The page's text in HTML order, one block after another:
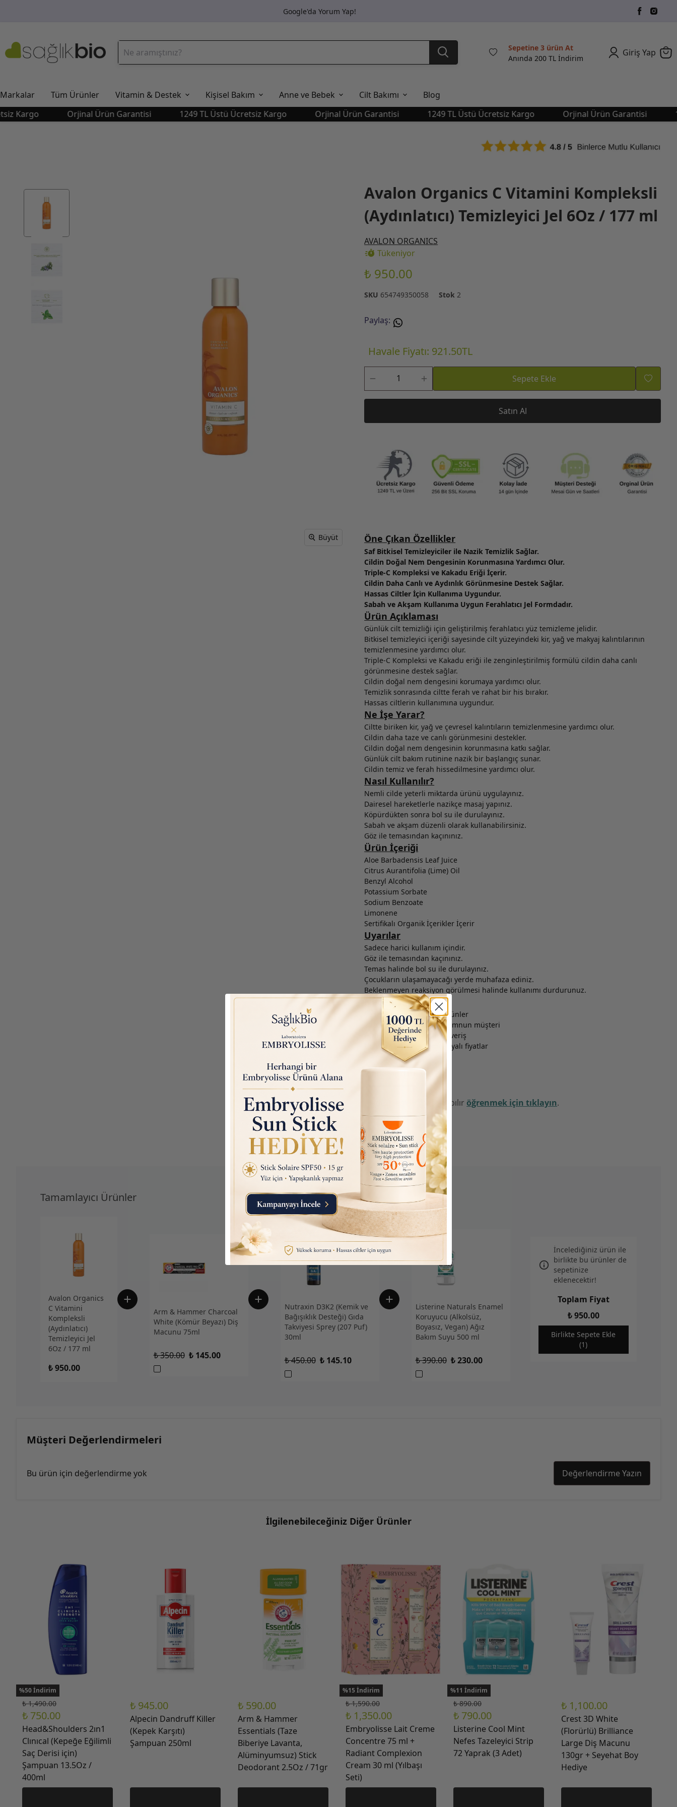
Google'da Yorum Yap!
Sepetine 3 ürün At
Anında 200 TL İndirim
Giriş Yap
Markalar Tüm Ürünler Vitamin & Destek Kişisel Bakım Anne ve Bebek Cilt Bakımı
Blog
Orjinal Ürün Garantisi 1249 TL Üstü Ücretsiz Kargo Orjinal Ürün Garantisi 1249 TL Üstü Ücretsiz Kargo Orjinal Ürün Garantisi
Büyüt
Avalon Organics C Vitamini Kompleksli
(Aydınlatıcı) Temizleyici Jel 6Oz / 177 ml
AVALON ORGANICS
Tükeniyor
₺ 950.00
SKU 654749350058 Stok 2
Paylaş:
Havale Fiyatı: 921.50TL
Sepete Ekle
Satın Al
Öne Çıkan Özellikler
Saf Bitkisel Temizleyiciler ile Nazik Temizlik Sağlar.
Cildin Doğal Nem Dengesinin Korunmasına Yardımcı Olur.
Triple-C Kompleksi ve Kakadu Eriği İçerir.
Cildin Daha Canlı ve Aydınlık Görünmesine Destek Sağlar.
Hassas Ciltler İçin Kullanıma Uygundur.
Sabah ve Akşam Kullanıma Uygun Ferahlatıcı Jel Formdadır.
Ürün Açıklaması
Günlük cilt temizliği için geliştirilmiş ferahlatıcı yüz temizleme jelidir.
Bitkisel temizleyici içeriği sayesinde cilt yüzeyindeki kir, yağ ve makyaj kalıntılarının
temizlenmesine yardımcı olur.
Triple-C Kompleksi ve Kakadu eriği ile zenginleştirilmiş formülü cildin daha canlı
görünmesine destek sağlar.
Cildin doğal nem dengesini korumaya yardımcı olur.
Temizlik sonrasında ciltte ferah ve rahat bir his bırakır.
Hassas ciltlerin kullanımına uygundur.
Ne İşe Yarar?
Ciltte biriken kir, yağ ve çevresel kalıntıların temizlenmesine yardımcı olur.
Cildin daha taze ve canlı görünmesini destekler.
Cildin doğal nem dengesinin korunmasına katkı sağlar.
Günlük cilt bakım rutinine nazik bir başlangıç sunar.
Cildin temiz ve ferah hissedilmesine yardımcı olur.
Nasıl Kullanılır?
Nemli cilde yeterli miktarda ürünü uygulayınız.
Dairesel hareketlerle nazikçe masaj yapınız.
Köpürdükten sonra bol su ile durulayınız.
Sabah ve akşam düzenli olarak kullanabilirsiniz.
Göz ile temasından kaçınınız.
Ürün İçeriği
Aloe Barbadensis Leaf Juice
Citrus Aurantifolia (Lime) Oil
Benzyl Alcohol
Potassium Sorbate
Sodium Benzoate
Limonene
Sertifikalı Organik İçerikler İçerir
Uyarılar
Sadece harici kullanım içindir.
Göz ile temasından kaçınınız.
Temas halinde bol su ile durulayınız.
Çocukların ulaşamayacağı yerde muhafaza ediniz.
Beklenmeyen reaksiyon görülmesi halinde kullanımı durdurunuz.
Neden Sağlıkbio?
Sadece orijinal ve ithal ürünler
2020’den beri binlerce memnun müşteri
Hızlı kargo ve güvenli alışveriş
Ücretsiz kargo ve kampanyalı fiyatlar
İade Şartları
İade işlemleri nasıl yapılır öğrenmek için tıklayın.
Tamamlayıcı Ürünler
Avalon Organics
C Vitamini
Kompleksli
(Aydınlatıcı)
Temizleyici Jel
6Oz / 177 ml
₺ 950.00
Arm & Hammer Charcoal
White (Kömür Beyazı) Diş
Macunu 75ml
₺ 350.00 ₺ 145.00
Nutraxin D3K2 (Kemik ve
Bağışıklık Desteği) Gıda
Takviyesi Sprey (207 Puf)
30ml
₺ 450.00 ₺ 145.10
Listerine Naturals Enamel
Koruyucu (Alkolsüz,
Boyasız, Vegan) Ağız
Bakım Suyu 500 ml
₺ 390.00 ₺ 230.00
İncelediğiniz ürün ile
birlikte bu ürünler de
sepetinize
eklenecektir!
Toplam Fiyat
₺ 950.00
Birlikte Sepete Ekle
(1)
Müşteri Değerlendirmeleri
Bu ürün için değerlendirme yok Değerlendirme Yazın
İlgilenebileceğiniz Diğer Ürünler
%50 İndirim
₺ 1,490.00
₺ 750.00
Head&Shoulders 2ın1
Clınıcal (Kepeğe Eğilimli
Saç Derisi için)
Şampuan 13.5Oz /
400ml
₺ 945.00
Alpecin Dandruff Killer
(Kepek Karşıtı)
Şampuan 250ml
₺ 590.00
Arm & Hammer
Essentials (Taze
Biberiye Lavanta,
Alüminyumsuz) Stick
Deodorant 2.5Oz / 71gr
%15 İndirim
₺ 1,590.00
₺ 1,350.00
Embryolisse Lait Creme
Concentre 75 ml +
Radiant Complexion
Cream 30 ml (Yılbaşı
Seti)
%11 İndirim
₺ 890.00
₺ 790.00
Listerine Cool Mint
Nefes Tazeleyici Strip
72 Yaprak (3 Adet)
₺ 1,100.00
Crest 3D White
(Florürlü) Brilliance
Large Diş Macunu
130gr + Seyehat Boy
Hediye